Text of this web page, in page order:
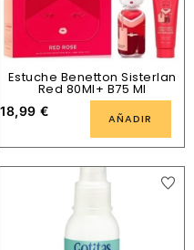
Estuche Benetton Sisterlan
Red 80Ml+ B75 Ml
18,99 € AÑADIR